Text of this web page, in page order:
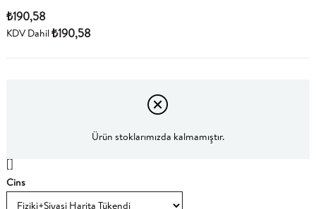
₺190,58
KDV Dahil₺190,58
Ürün stoklarımızda kalmamıştır.
[]
Cins